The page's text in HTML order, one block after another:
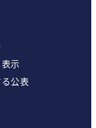
示
公表